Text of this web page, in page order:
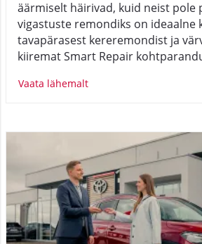
äärmiselt häirivad, kuid neist pole
vigastuste remondiks on ideaalne
tavapärasest kereremondist ja
kiiremat Smart Repair
Vaata lähemalt